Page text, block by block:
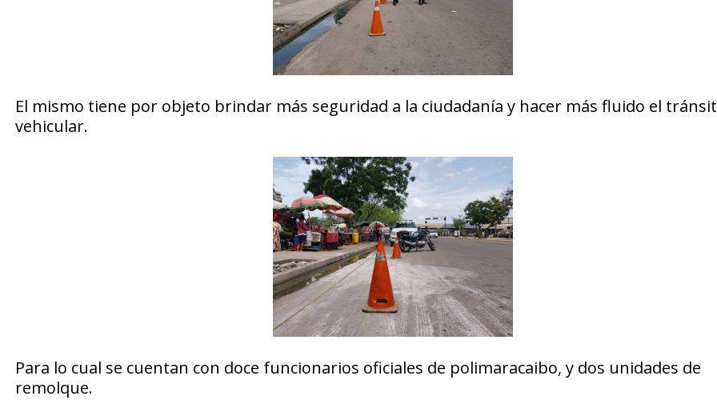
El mismo tiene por objeto brindar más seguridad a la ciudadanía y hacer más fluido el
vehicular.
Para lo cual se cuentan con doce funcionarios oficiales de polimaracaibo, y dos unidades de
remolque.